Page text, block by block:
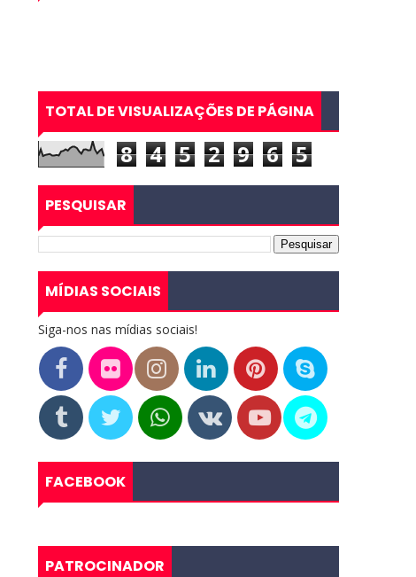
TOTAL DE VISUALIZAÇÕES DE PÁGINA
8 4 5 2 9 6 5
PESQUISAR
MÍDIAS SOCIAIS
Siga-nos nas mídias sociais!
FACEBOOK
PATROCINADOR